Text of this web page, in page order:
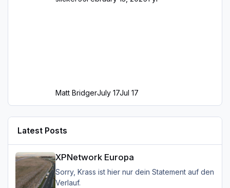
Matt BridgerJuly 17Jul 17
Latest Posts
XPNetwork Europa
XPNetwork Europa
Sorry, Krass ist hier nur dein Statement auf den
Verlauf.